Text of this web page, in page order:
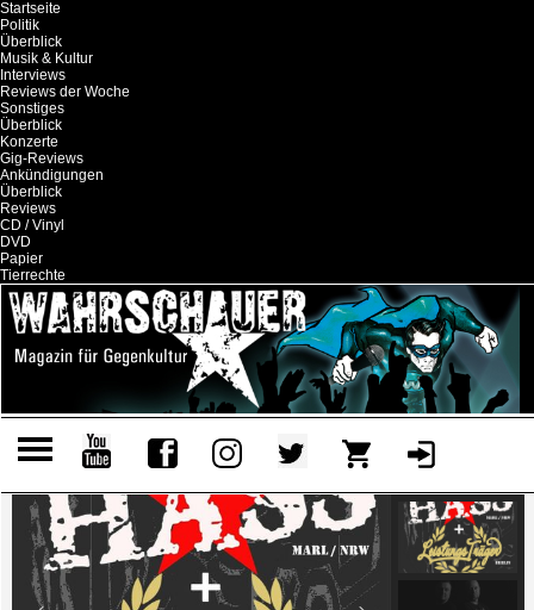
Startseite
Politik
Überblick
Musik & Kultur
Interviews
Reviews der Woche
Sonstiges
Überblick
Konzerte
Gig-Reviews
Ankündigungen
Überblick
Reviews
CD / Vinyl
DVD
Papier
Tierrechte